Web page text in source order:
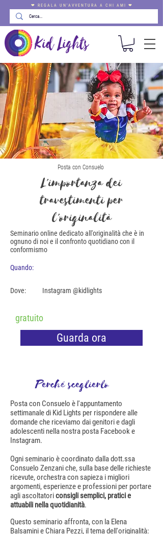
❤ REGALA UN'AVVENTURA A CHI AMI ❤
Posta con Consuelo
L'importanza dei
travestimenti per
l'originalità
Seminario online dedicato all'originalità che è in
ognuno di noi e il confronto quotidiano con il
conformismo
Quando:
Dove: Instagram @kidlights
gratuito
Guarda ora
Perché sceglierlo
Posta con Consuelo è l'appuntamento
settimanale di Kid Lights per rispondere alle
domande che riceviamo dai genitori e dagli
adolescenti nella nostra posta Facebook e
Instagram.
Ogni seminario è coordinato dalla dott.ssa
Consuelo Zenzani che, sulla base delle richieste
ricevute, orchestra con sapieza i migliori
argomenti, esperienze e professioni per portare
agli ascoltatoriconsigli semplici, pratici e
attuabili nella quotidianità.
Questo seminario affronta, con la Elena
Balsamini e Chiara Pezzi, il tema dell'originalità: